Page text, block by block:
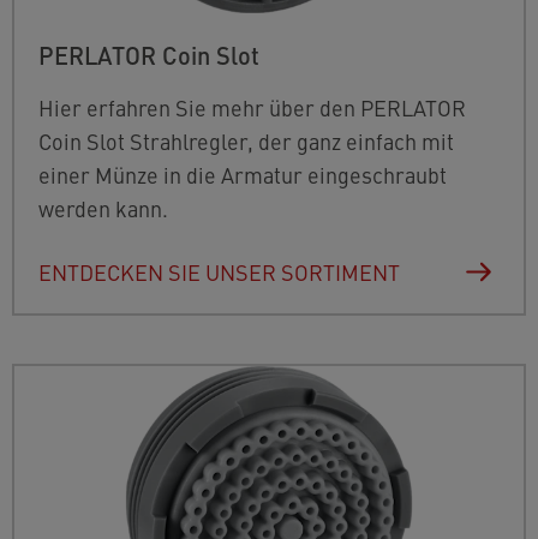
PERLATOR Coin Slot
Hier erfahren Sie mehr über den PERLATOR
Coin Slot Strahlregler, der ganz einfach mit
einer Münze in die Armatur eingeschraubt
werden kann.
ENTDECKEN SIE UNSER SORTIMENT